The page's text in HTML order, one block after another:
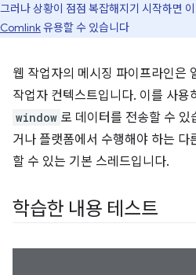
그러나 상황이 점점 복잡해지기 시작하면
Comlink유용할 수 있습니다
웹 작업자의 메시징 파이프라인은
작업자 컨텍스트입니다. 이를 사용
window 로 데이터를 전송할 수
거나 플랫폼에서 수행해야 하는 다
할 수 있는 기본 스레드입니다.
학습한 내용 테스트